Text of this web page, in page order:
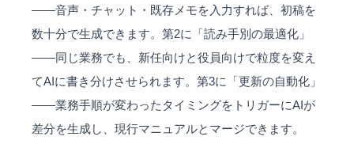
——音声・チャット・既存メモを入力すれば、初稿を
数十分で生成できます。第2に「読み手別の最適化」
——同じ業務でも、新任向けと役員向けで粒度を変え
てAIに書き分けさせられます。第3に「更新の自動化」
——業務手順が変わったタイミングをトリガーにAIが
差分を生成し、現行マニュアルとマージできます。